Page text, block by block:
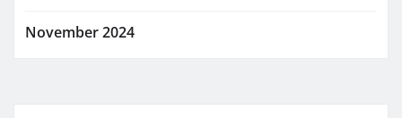
November 2024